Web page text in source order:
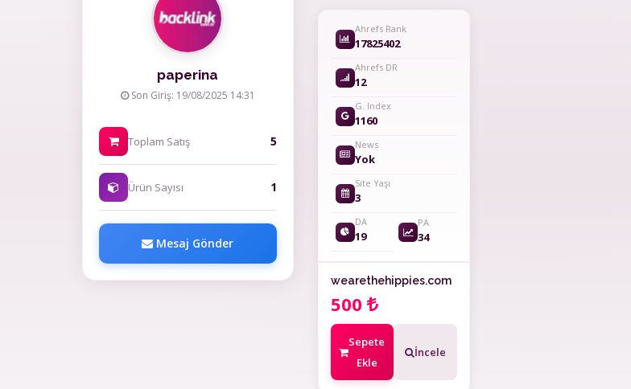
paperina
Son Giriş: 19/08/2025 14:31
Toplam Satış 5
Ürün Sayısı 1
Mesaj Gönder
Ahrefs Rank
17825402
Ahrefs DR
12
G. Index
1160
News
Yok
Site Yaşı
3
DA
19
PA
34
wearethehippies.com
500
Sepete
Ekle
İncele